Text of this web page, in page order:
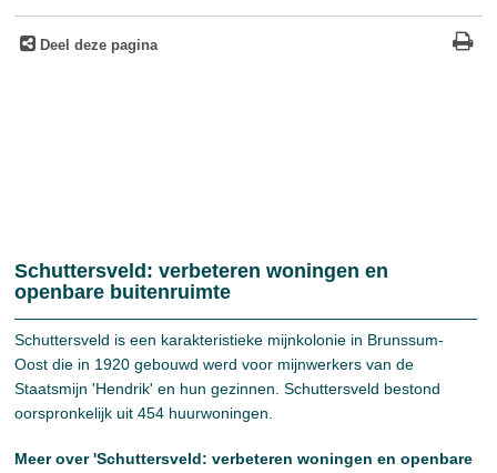
Deel deze pagina
Schuttersveld: verbeteren woningen en
openbare buitenruimte
Schuttersveld is een karakteristieke mijnkolonie in Brunssum-
Oost die in 1920 gebouwd werd voor mijnwerkers van de
Staatsmijn 'Hendrik' en hun gezinnen. Schuttersveld bestond
oorspronkelijk uit 454 huurwoningen.
Meer over 'Schuttersveld: verbeteren woningen en openbare